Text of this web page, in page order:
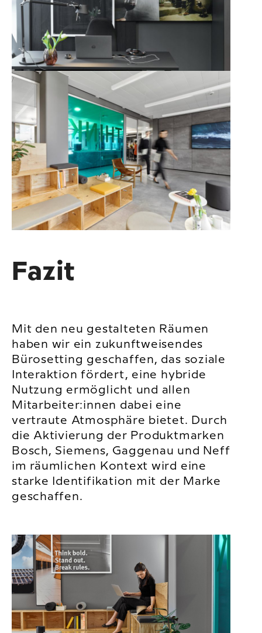
Fazit
Mit den neu gestalteten Räumen
haben wir ein zukunftweisendes
Bürosetting geschaffen, das soziale
Interaktion fördert, eine hybride
Nutzung ermöglicht und allen
Mitarbeiter:innen dabei eine
vertraute Atmosphäre bietet. Durch
die Aktivierung der Produktmarken
Bosch, Siemens, Gaggenau und Neff
im räumlichen Kontext wird eine
starke Identifikation mit der Marke
geschaffen.